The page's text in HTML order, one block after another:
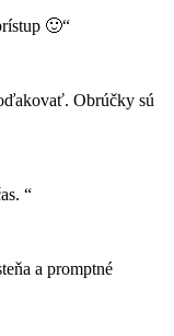
🙂“
Obrúčky sú
“
a promptné